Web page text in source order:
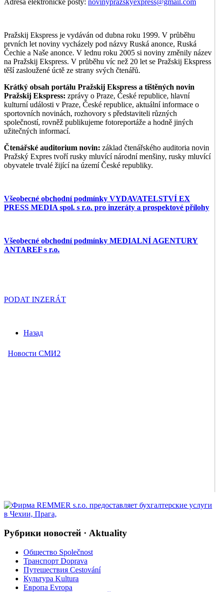
Adresa elektronické pošty: novinyprazskyexpress@gmail.com
Pražskij Ekspress je vydáván od dubna roku 1999. V průběhu
prvních let noviny vycházely pod názvy Ruská anonce, Ruská
Čechie a Naše anonce. V lednu roku 2005 si noviny změnily název
na Pražskij Ekspress. V průběhu víc než 20 let se Pražskij Ekspress
těší zasloužené úctě ze strany svých čtenářů.
Krátký obsah portálu Pražskij Ekspress a tištěných novin
Pražskij Ekspress: zprávy o Praze, České republice, hlavní
kulturní události v Praze, České republice, aktuální informace o
sportovních novinách, rozhovory s představiteli různých
společností, rovněž publikujeme fotoreportáže a hodně jiných
užitečných informací.
Čtenářské auditorium novin: základ čtenářského auditoria novin
Pražský Expres tvoří rusky mluvící národní menšiny, rusky mluvící
obyvatele trvalé žijící na území České republiky.
Všeobecné obchodní podmínky VYDAVATELSTVÍ EX
PRESS MEDIA spol. s r.o. pro inzeráty a prospektové přílohy
Všeobecné obchodní podmínky MEDIALNÍ AGENTURY
ANTAREF s r.o.
PODAT INZERÁT
Назад
Рубрики новостей · Aktuality
Общество Společnost
Транспорт Doprava
Путешествия Cestování
Культура Kultura
Европа Evropa